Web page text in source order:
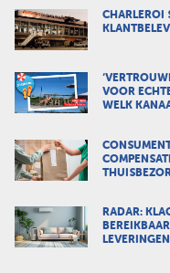
CHARLEROI
VOOR
WELK
RADAR: